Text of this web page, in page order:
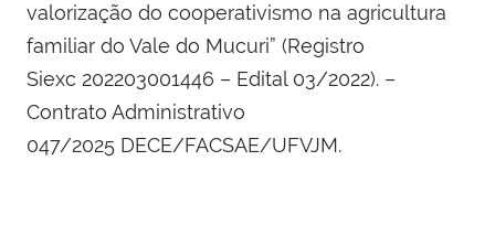
valorização do cooperativismo na agricultura
familiar do Vale do Mucuri” (Registro
Siexc 202203001446 – Edital 03/2022). –
Contrato Administrativo
047/2025 DECE/FACSAE/UFVJM.